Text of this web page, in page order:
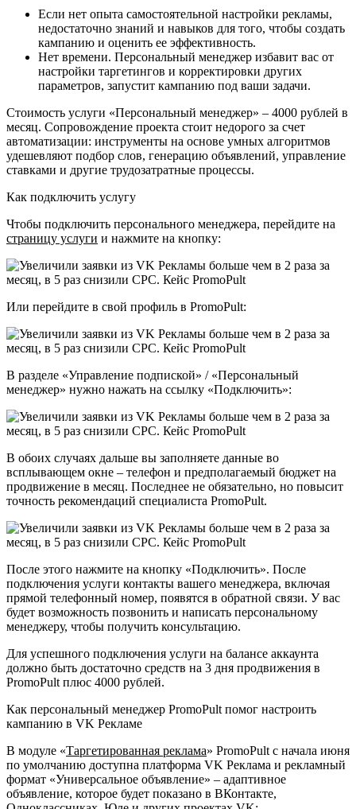
Если нет опыта самостоятельной настройки рекламы,
недостаточно знаний и навыков для того, чтобы создать
кампанию и оценить ее эффективность.
Нет времени. Персональный менеджер избавит вас от
настройки таргетингов и корректировки других
параметров, запустит кампанию под ваши задачи.
Стоимость услуги «Персональный менеджер» – 4000 рублей в
месяц. Сопровождение проекта стоит недорого за счет
автоматизации: инструменты на основе умных алгоритмов
удешевляют подбор слов, генерацию объявлений, управление
ставками и другие трудозатратные процессы.
Как подключить услугу
Чтобы подключить персонального менеджера, перейдите на
страницу услуги и нажмите на кнопку:
Или перейдите в свой профиль в PromoPult:
В разделе «Управление подпиской» / «Персональный
менеджер» нужно нажать на ссылку «Подключить»:
В обоих случаях дальше вы заполняете данные во
всплывающем окне – телефон и предполагаемый бюджет на
продвижение в месяц. Последнее не обязательно, но повысит
точность рекомендаций специалиста PromoPult.
После этого нажмите на кнопку «Подключить». После
подключения услуги контакты вашего менеджера, включая
прямой телефонный номер, появятся в обратной связи. У вас
будет возможность позвонить и написать персональному
менеджеру, чтобы получить консультацию.
Для успешного подключения услуги на балансе аккаунта
должно быть достаточно средств на 3 дня продвижения в
PromoPult плюс 4000 рублей.
Как персональный менеджер PromoPult помог настроить
кампанию в VK Рекламе
В модуле «Таргетированная реклама» PromoPult с начала июня
по умолчанию доступна платформа VK Реклама и рекламный
формат «Универсальное объявление» – адаптивное
объявление, которое будет показано в ВКонтакте,